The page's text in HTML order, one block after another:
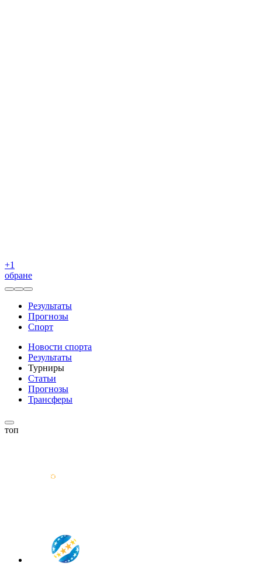
+1
обране
Результаты
Прогнозы
Спорт
Новости спорта
Результаты
Турниры
Статьи
Прогнозы
Трансферы
топ